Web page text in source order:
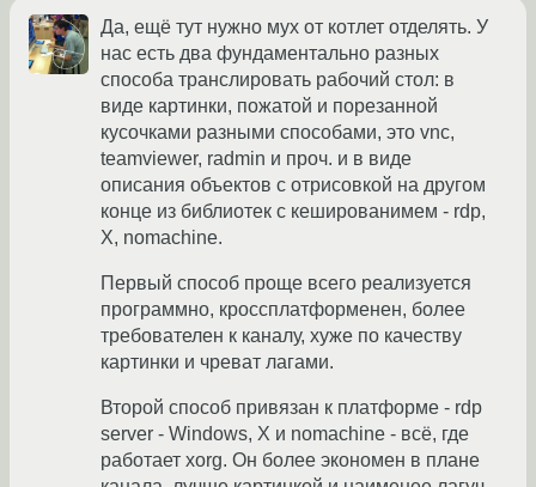
Да, ещё тут нужно мух от котлет отделять. У
нас есть два фундаментально разных
способа транслировать рабочий стол: в
виде картинки, пожатой и порезанной
кусочками разными способами, это vnc,
teamviewer, radmin и проч. и в виде
описания объектов с отрисовкой на другом
конце из библиотек с кешированимем - rdp,
X, nomachine.
Первый способ проще всего реализуется
программно, кроссплатформенен, более
требователен к каналу, хуже по качеству
картинки и чреват лагами.
Второй способ привязан к платформе - rdp
server - Windows, X и nomachine - всё, где
работает xorg. Он более экономен в плане